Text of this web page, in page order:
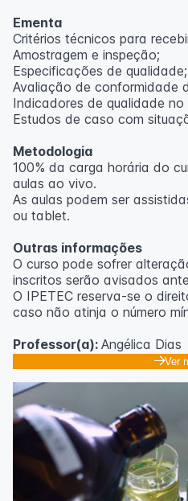
Ementa
Critérios técnicos para
Amostragem e inspeção;
Especificações de qualidade;
Avaliação de conformidade
Indicadores de qualidade no
Estudos de caso com
Metodologia
100% da carga horária do
aulas ao vivo.
As aulas podem ser
ou tablet.
Outras informações
O curso pode sofrer
inscritos serão avisados
O IPETEC reserva-se o
caso não atinja o número
Professor(a): Angélica Dias
Ver